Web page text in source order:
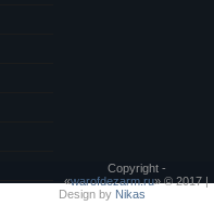
Copyright -
«warofdezarm.ru» © 2017 |
Design by Nikas